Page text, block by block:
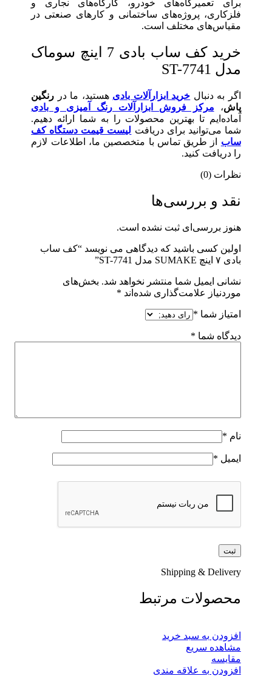
برای تعمیرگاه‌های خودرو، کارگاه‌های نجاری و
فلزکاری، پروژه‌های ساختمانی و کارهای صنعتی در
مقیاس‌های مختلف است.
خرید کف ساب بادی 7 اینچ سوماک
مدل ST-7741
اگر به دنبال خرید ابزارآلات بادی هستید، ما در رنگین
پاش، مرکز فروش ابزارآلات رنگ آمیزی و بادی
آماده‌ایم تا بهترین محصولات را به شما ارائه دهیم.
شما می‌توانید برای دریافت لیست قیمت دستگاه کف
ساب از طریق تماس با متخصصین ما، اطلاعات لازم
را دریافت کنید.
نظرات (0)
نقد و بررسی‌ها
هنوز بررسی‌ای ثبت نشده است.
اولین کسی باشید که دیدگاهی می نویسد “کف ساب
بادی ۷ اینچ SUMAKE مدل ST-7741”
نشانی ایمیل شما منتشر نخواهد شد. بخش‌های
موردنیاز علامت‌گذاری شده‌اند *
امتیاز شما *
دیدگاه شما *
نام *
ایمیل *
Shipping & Delivery
محصولات مرتبط
افزودن به سبد خرید
مشاهده سریع
مقایسه
افزودن به علاقه مندی